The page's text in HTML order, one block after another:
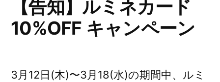
【告知】ルミネカード
10%OFF キャンペーン
3月12日(木)〜3月18(水)の期間中、ルミ